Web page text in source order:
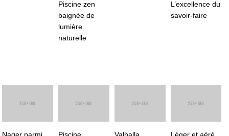
Piscine zen
baignée de
lumière
naturelle
L’excellence du
savoir-faire
Nager parmi
Piscine
Valhalla
Léger et aéré